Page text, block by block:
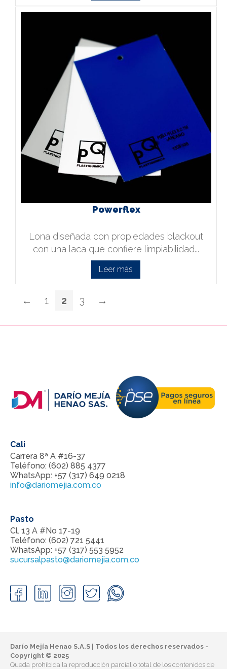
Powerflex
Lona diseñada con propiedades blackout
con una laca que confiere limpiabilidad...
Leer más
← 1 2 3 →
Cali
Carrera 8ª A #16-37
Teléfono: (602) 885 4377
WhatsApp: +57 (317) 649 0218
info@dariomejia.com.co
Pasto
Cl. 13 A #No 17-19
Teléfono: (602) 721 5441
WhatsApp: +57 (317) 553 5952
sucursalpasto@dariomejia.com.co
Darío Mejía Henao S.A.S | Todos los derechos reservados -
Copyright © 2025
Queda prohibida la reproducción parcial o total de los contenidos de